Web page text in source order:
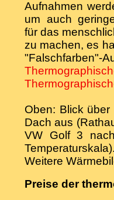
Aufnahmen
um auch
für das
zu machen, es
Oben: Blick
Dach aus
VW Golf 3
Weitere
Preise der